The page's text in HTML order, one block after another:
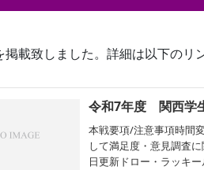
載致しました。詳細は以下のリ
令和7年度 関西学
本戦要項/注意事項時間
して満足度・意見調査
日更新ドロー・ラッキ